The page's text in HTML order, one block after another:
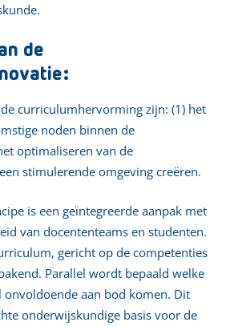
de
curriculumhervorming zijn: (1) het
noden binnen de
optimaliseren van de
stimulerende omgeving creëren.
is een geïntegreerde aanpak met
van docententeams en studenten.
gericht op de competenties
Parallel wordt bepaald welke
aan bod komen. Dit
onderwijskundige basis voor de